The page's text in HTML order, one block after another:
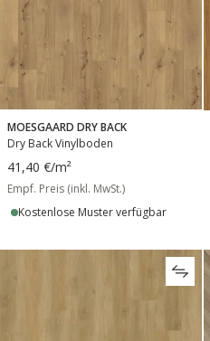
MOESGAARD DRY BACK
Dry Back Vinylboden
41,40 €/m²
Empf. Preis (inkl. MwSt.)
Kostenlose Muster verfügbar